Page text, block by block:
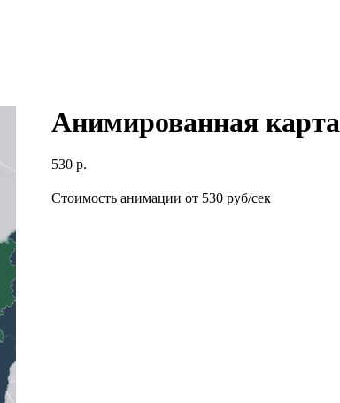
Анимированная карта
530 р.
Стоимость анимации от 530 руб/сек